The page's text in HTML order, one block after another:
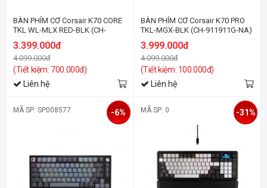
BÀN PHÍM CƠ Corsair K70 CORE
TKL WL-MLX RED-BLK (CH-
914901E-NA)
3.399.000đ
4.099.000đ
(Tiết kiệm: 700.000đ)
Liên hệ
BÀN PHÍM CƠ Corsair K70 PRO
TKL-MGX-BLK (CH-911911G-NA)
3.999.000đ
4.099.000đ
(Tiết kiệm: 100.000đ)
Liên hệ
MÃ SP: SP008577 -6% MÃ SP: 0 -31%